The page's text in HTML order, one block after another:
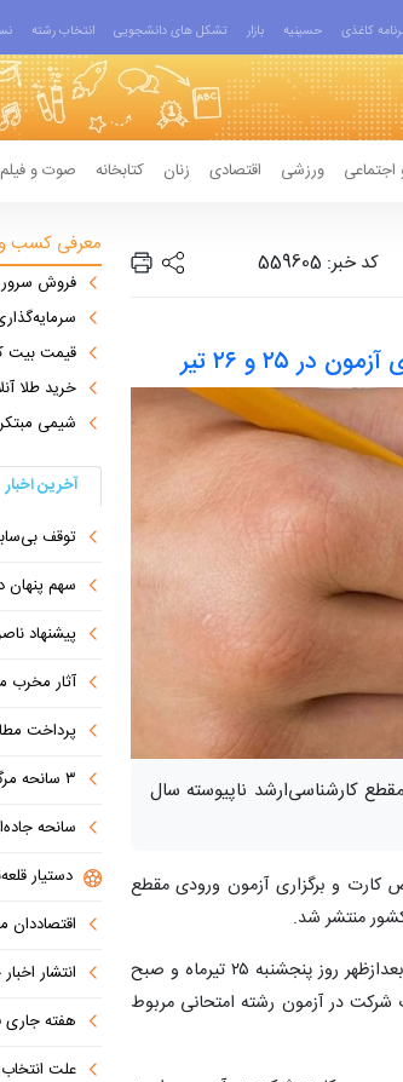
کاغذی حسینیه بازار تشکل های دانشجویی انتخاب رشته
ورزشی اقتصادی زنان کتابخانه صوت و فیلم
کد خبر: 559605
کارشناسی‌ارشد ناپیوسته‌ سال‌
کارت و برگزاری‌ آزمون‌ ورودی مقطع
آزمون‌ ورودی مقطع کارشناسی‌ارشد ناپیوسته‌ سال‌ ۱۴۰۵ در صبح و بعدازظهر روز پنجشنبه ۲۵ تیرماه و صبح
روی کارت شرکت در آزمون رشته امتحانی مربوط
معرفی کسب و
فروش
قیمت بیت
خرید طلا
شیمی
آخرین اخبار
توقف
سهم پنهان دولت
پیشنهاد ناصر
آثار مخرب
پرداخت مطالبات
۳ سانحه مرگبار طی یک هفته در بزرگراه‌های تهران؛ هشدار دوباره به رانندگان و عابران
سانحه جاده‌ای
دستیار
اقتصاددان
انتشار
هفته جاری فقط ۶ نفتکش از
علت انتخاب مجدد همتی